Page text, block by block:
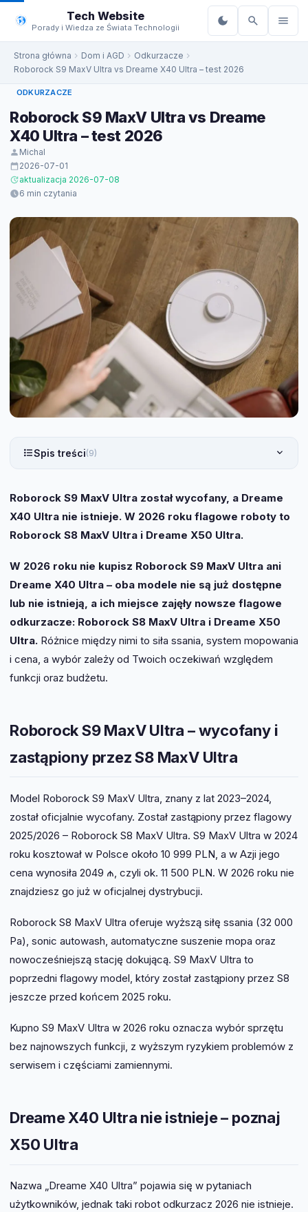
do
treści
Tech Website
Porady i Wiedza ze Świata Technologii
Strona główna Dom i AGD
Odkurzacze
Roborock S9 MaxV Ultra vs Dreame X40 Ultra – test 2026
ODKURZACZE
Roborock S9 MaxV Ultra vs Dreame
X40 Ultra – test 2026
Michal
2026-07-01
aktualizacja 2026-07-08
6 min czytania
Spis treści(9)
Roborock S9 MaxV Ultra został wycofany, a Dreame
X40 Ultra nie istnieje. W 2026 roku flagowe roboty to
Roborock S8 MaxV Ultra i Dreame X50 Ultra.
W 2026 roku nie kupisz Roborock S9 MaxV Ultra ani
Dreame X40 Ultra – oba modele nie są już dostępne
lub nie istnieją, a ich miejsce zajęły nowsze flagowe
odkurzacze: Roborock S8 MaxV Ultra i Dreame X50
Ultra. Różnice między nimi to siła ssania, system mopowania
i cena, a wybór zależy od Twoich oczekiwań względem
funkcji oraz budżetu.
Roborock S9 MaxV Ultra – wycofany i
zastąpiony przez S8 MaxV Ultra
Model Roborock S9 MaxV Ultra, znany z lat 2023–2024,
został oficjalnie wycofany. Został zastąpiony przez flagowy
2025/2026 – Roborock S8 MaxV Ultra. S9 MaxV Ultra w 2024
roku kosztował w Polsce około 10 999 PLN, a w Azji jego
cena wynosiła 2049 ₼, czyli ok. 11 500 PLN. W 2026 roku nie
znajdziesz go już w oficjalnej dystrybucji.
Roborock S8 MaxV Ultra oferuje wyższą siłę ssania (32 000
Pa), sonic autowash, automatyczne suszenie mopa oraz
nowocześniejszą stację dokującą. S9 MaxV Ultra to
poprzedni flagowy model, który został zastąpiony przez S8
jeszcze przed końcem 2025 roku.
Kupno S9 MaxV Ultra w 2026 roku oznacza wybór sprzętu
bez najnowszych funkcji, z wyższym ryzykiem problemów z
serwisem i częściami zamiennymi.
Dreame X40 Ultra nie istnieje – poznaj
X50 Ultra
Nazwa „Dreame X40 Ultra” pojawia się w pytaniach
użytkowników, jednak taki robot odkurzacz 2026 nie istnieje.